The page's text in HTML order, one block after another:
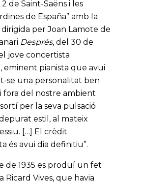
de Saint-Saëns i les
de España” amb la
per Joan Lamote de
Després, del 30 de
jove concertista
eminent pianista que avui
se una personalitat ben
fora del nostre ambient
per la seva pulsació
estil, al mateix
[…] El crèdit
és avui dia definitiu”.
de 1935 es produí un fet
Ricard Vives, que havia